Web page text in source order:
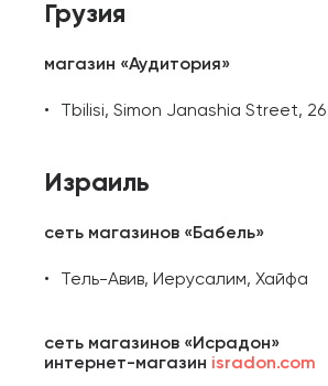
Грузия
магазин «Аудитория»
Tbilisi, Simon Janashia Street, 26
Израиль
сеть магазинов «Бабель»
Тель-Авив, Иерусалим, Хайфа
сеть магазинов «Исрадон»
интернет-магазин isradon.com